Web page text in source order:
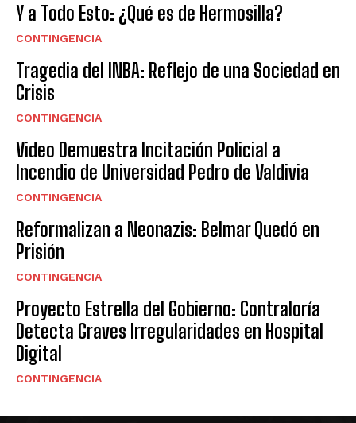
Y a Todo Esto: ¿Qué es de Hermosilla?
CONTINGENCIA
Tragedia del INBA: Reflejo de una Sociedad en
Crisis
CONTINGENCIA
Video Demuestra Incitación Policial a
Incendio de Universidad Pedro de Valdivia
CONTINGENCIA
Reformalizan a Neonazis: Belmar Quedó en
Prisión
CONTINGENCIA
Proyecto Estrella del Gobierno: Contraloría
Detecta Graves Irregularidades en Hospital
Digital
CONTINGENCIA